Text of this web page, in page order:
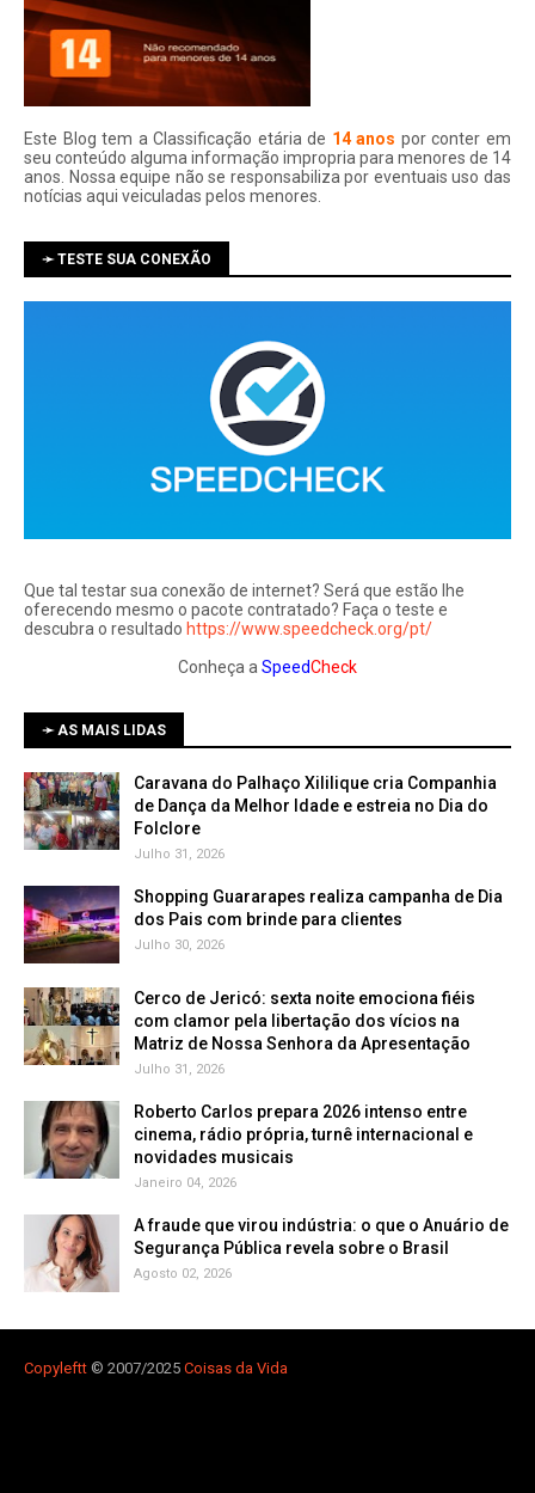
Este Blog tem a Classificação etária de 14 anos por conter em
seu conteúdo alguma informação impropria para menores de 14
anos. Nossa equipe não se responsabiliza por eventuais uso das
notí­cias aqui veiculadas pelos menores.
➛ TESTE SUA CONEXÃO
Que tal testar sua conexão de internet? Será que estão lhe
oferecendo mesmo o pacote contratado? Faça o teste e
descubra o resultado https://www.speedcheck.org/pt/
Conheça a SpeedCheck
➛ AS MAIS LIDAS
Caravana do Palhaço Xililique cria Companhia
de Dança da Melhor Idade e estreia no Dia do
Folclore
Julho 31, 2026
Shopping Guararapes realiza campanha de Dia
dos Pais com brinde para clientes
Julho 30, 2026
Cerco de Jericó: sexta noite emociona fiéis
com clamor pela libertação dos vícios na
Matriz de Nossa Senhora da Apresentação
Julho 31, 2026
Roberto Carlos prepara 2026 intenso entre
cinema, rádio própria, turnê internacional e
novidades musicais
Janeiro 04, 2026
A fraude que virou indústria: o que o Anuário de
Segurança Pública revela sobre o Brasil
Agosto 02, 2026
Copyleftt © 2007/2025 Coisas da Vida